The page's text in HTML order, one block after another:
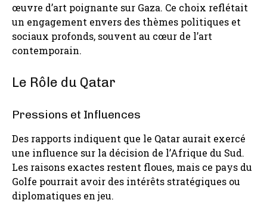
œuvre d’art poignante sur Gaza. Ce choix reflétait
un engagement envers des thèmes politiques et
sociaux profonds, souvent au cœur de l’art
contemporain.
Le Rôle du Qatar
Pressions et Influences
Des rapports indiquent que le Qatar aurait exercé
une influence sur la décision de l’Afrique du Sud.
Les raisons exactes restent floues, mais ce pays du
Golfe pourrait avoir des intérêts stratégiques ou
diplomatiques en jeu.